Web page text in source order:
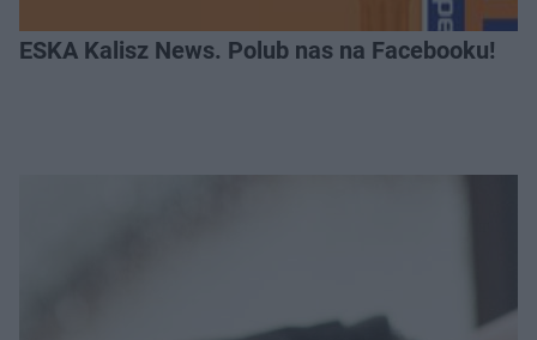
ESKA Kalisz News. Polub nas na Facebooku!